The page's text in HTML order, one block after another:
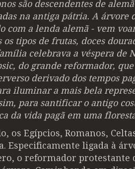
são descendentes de
na antiga pátria. A árvore
com a lenda alemã - vem
tipos de frutas, doces
celebrava a véspera de
do grande reformador,
derivado dos tempos
iluminar a mais bela
para santificar o antigo
da vida pagã em uma
os Egípcios, Romanos,
Especificamente ligada à
o reformador protestante